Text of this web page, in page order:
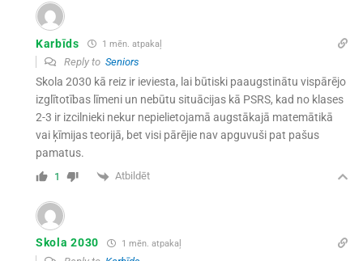
Karbīds 1 mēn. atpakaļ
Reply to Seniors
Skola 2030 kā reiz ir ieviesta, lai būtiski paaugstinātu vispārējo
izglītotības līmeni un nebūtu situācijas kā PSRS, kad no klases
2-3 ir izcilnieki nekur nepielietojamā augstākajā matemātikā
vai ķīmijas teorijā, bet visi pārējie nav apguvuši pat pašus
pamatus.
1 Atbildēt
Skola 2030 1 mēn. atpakaļ